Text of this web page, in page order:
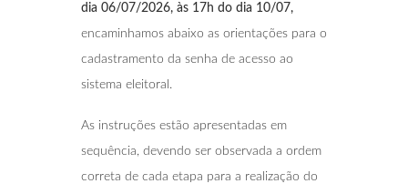
dia 06/07/2026, às 17h do dia 10/07,
encaminhamos abaixo as orientações para o
cadastramento da senha de acesso ao
sistema eleitoral.
As instruções estão apresentadas em
sequência, devendo ser observada a ordem
correta de cada etapa para a realização do